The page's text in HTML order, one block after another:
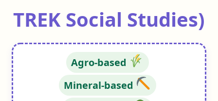
TREK Social Studies)
Agro-based
Mineral-based